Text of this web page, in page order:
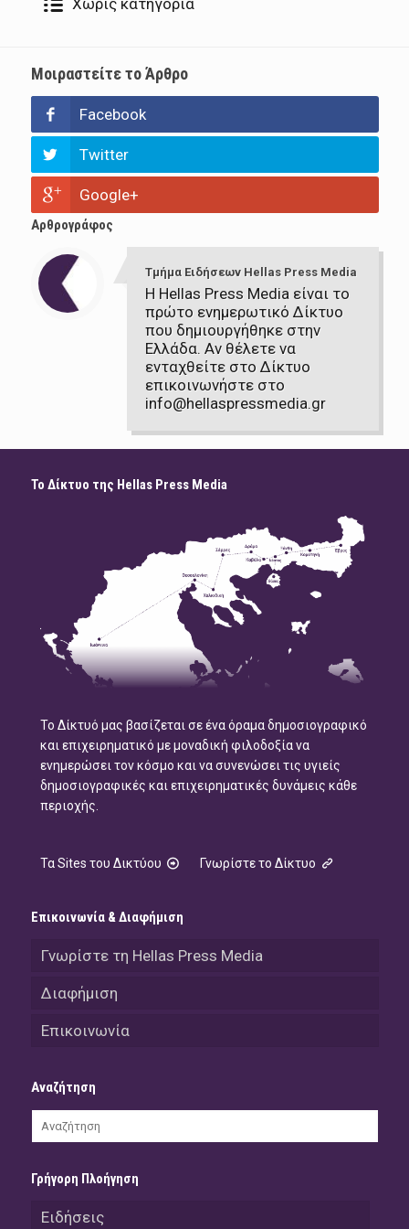
Χωρίς κατηγορία
Μοιραστείτε το Άρθρο
Facebook
Twitter
Google+
Αρθρογράφος
Τμήμα Ειδήσεων Hellas Press Media
Η Hellas Press Media είναι το
πρώτο ενημερωτικό Δίκτυο
που δημιουργήθηκε στην
Ελλάδα. Αν θέλετε να
ενταχθείτε στο Δίκτυο
επικοινωνήστε στο
info@hellaspressmedia.gr
Το Δίκτυο της Hellas Press Media
Το Δίκτυό μας βασίζεται σε ένα όραμα δημοσιογραφικό
και επιχειρηματικό με μοναδική φιλοδοξία να
ενημερώσει τον κόσμο και να συνενώσει τις υγιείς
δημοσιογραφικές και επιχειρηματικές δυνάμεις κάθε
περιοχής.
Τα Sites του Δικτύου Γνωρίστε το Δίκτυο
Επικοινωνία & Διαφήμιση
Γνωρίστε τη Hellas Press Media
Διαφήμιση
Επικοινωνία
Αναζήτηση
Γρήγορη Πλοήγηση
Ειδήσεις